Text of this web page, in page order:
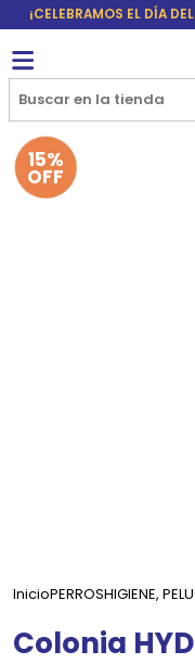
¡CELEBRAMOS EL DÍA
15%
OFF
InicioPERROSHIGIENE,
Colonia